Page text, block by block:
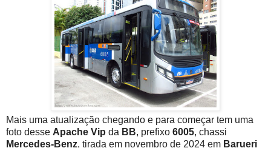
Mais uma atualização chegando e para começar tem uma
foto desse Apache Vip da BB, prefixo 6005, chassi
Mercedes-Benz, tirada em novembro de 2024 em Barueri